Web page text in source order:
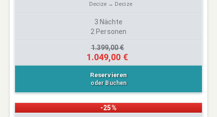
Decize → Decize
3 Nächte
2 Personen
1.399,00 €
1.049,00 €
Reservieren
oder Buchen
-25%